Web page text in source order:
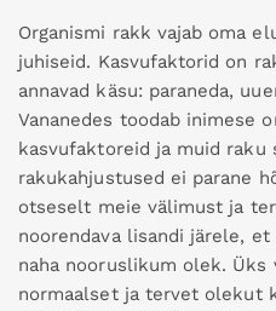
Organismi rakk vajab oma
juhiseid. Kasvufaktorid on
annavad käsu: paraneda,
Vananedes toodab inimese
kasvufaktoreid ja muid raku
rakukahjustused ei parane
otseselt meie välimust ja
noorendava lisandi järele, et
naha nooruslikum olek. Üks
normaalset ja tervet olekut